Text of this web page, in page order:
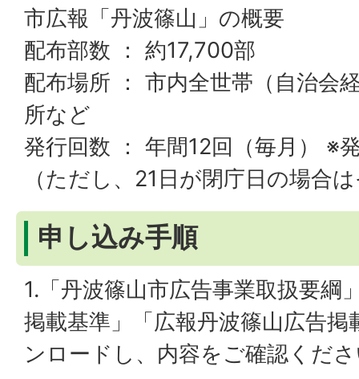
市広報「丹波篠山」の概要
配布部数 ： 約17,700部
配布場所 ： 市内全世帯（自治会
所など
発行回数 ： 年間12回（毎月） ※
（ただし、21日が閉庁日の場合
申し込み手順
1.「丹波篠山市広告事業取扱要綱
掲載基準」「広報丹波篠山広告
ンロードし、内容をご確認くだ